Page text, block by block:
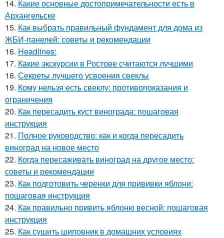
14. Какие основные достопримечательности есть в
Архангельске
15. Как выбрать правильный фундамент для дома из
ЖБИ-панелей: советы и рекомендации
16. Headlines:
17. Какие экскурсии в Ростове считаются лучшими
18. Секреты лучшего усвоения свеклы
19. Кому нельзя есть свеклу: противопоказания и
ограничения
20. Как пересадить куст винограда: пошаговая
инструкция
21. Полное руководство: как и когда пересадить
виноград на новое место
22. Когда пересаживать виноград на другое место:
советы и рекомендации
23. Как подготовить черенки для прививки яблони:
пошаговая инструкция
24. Как правильно привить яблоню весной: пошаговая
инструкция
25. Как сушить шиповник в домашних условиях